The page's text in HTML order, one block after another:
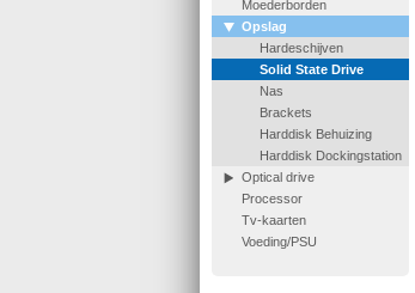
Moederborden
Opslag
Hardeschijven
Solid State Drive
Nas
Brackets
Harddisk Behuizing
Harddisk Dockingstation
Optical drive
Processor
Tv-kaarten
Voeding/PSU